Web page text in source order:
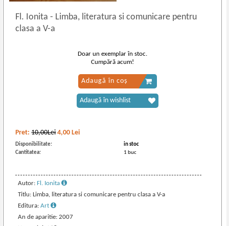
Fl. Ionita- Limba, literatura si comunicare pentru
clasa a V-a
Pret:10,00Lei 4,00 Lei
Disponibilitate:
in stoc
Cantitatea:
1 buc
Autor:Fl. Ionita
Titlu: Limba, literatura si comunicare pentru clasa a V-a
Editura:Art
An de aparitie: 2007
Doar un exemplar în stoc.
Cumpără acum!
Adaugă în coș
Adaugă în wishlist